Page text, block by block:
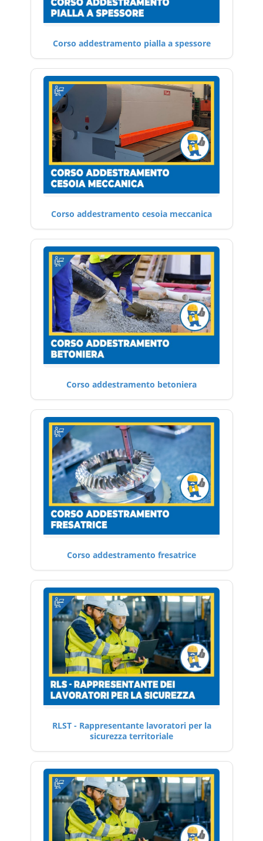
Corso addestramento pialla a spessore
Corso addestramento cesoia meccanica
Corso addestramento betoniera
Corso addestramento fresatrice
RLST - Rappresentante lavoratori per la
sicurezza territoriale